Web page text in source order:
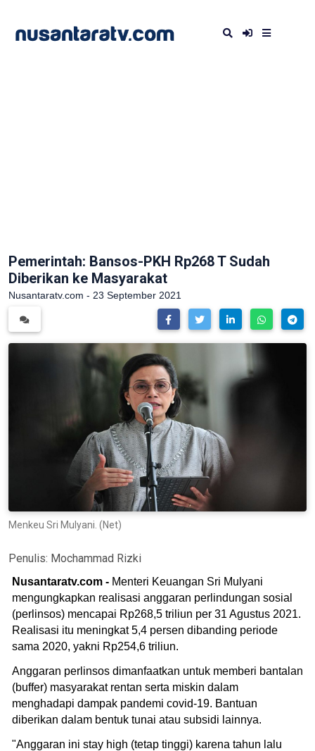
Pemerintah: Bansos-PKH Rp268 T Sudah
Diberikan ke Masyarakat
Nusantaratv.com - 23 September 2021
Menkeu Sri Mulyani. (Net)
Penulis: Mochammad Rizki
Nusantaratv.com - Menteri Keuangan Sri Mulyani
mengungkapkan realisasi anggaran perlindungan sosial
(perlinsos) mencapai Rp268,5 triliun per 31 Agustus 2021.
Realisasi itu meningkat 5,4 persen dibanding periode
sama 2020, yakni Rp254,6 triliun.
Anggaran perlinsos dimanfaatkan untuk memberi bantalan
(buffer) masyarakat rentan serta miskin dalam
menghadapi dampak pandemi covid-19. Bantuan
diberikan dalam bentuk tunai atau subsidi lainnya.
"Anggaran ini stay high (tetap tinggi) karena tahun lalu